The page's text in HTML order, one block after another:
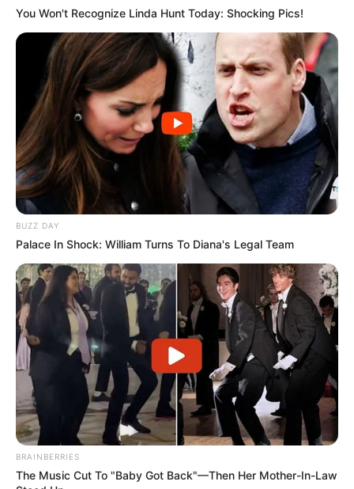
You Won't Recognize Linda Hunt Today: Shocking Pics!
BUZZ DAY
Palace In Shock: William Turns To Diana's Legal Team
BRAINBERRIES
The Music Cut To "Baby Got Back"—Then Her Mother-In-Law